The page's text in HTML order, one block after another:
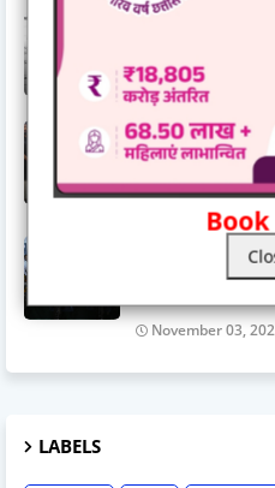
घर खरीदने वाले के लिए
November 03, 2025
गुरुद्वारा दयालबंद
तैयारियाँ पूर्ण, सवा
June 15, 2026
जिला स्तरीय राज्योत्सव
दिव्यांगजनों को दिए
November 03,
LABELS